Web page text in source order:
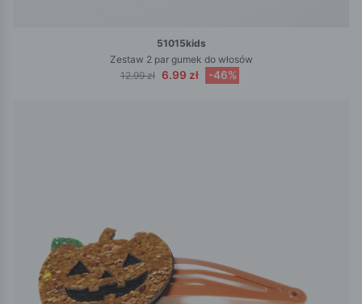
51015kids
Zestaw 2 par gumek do włosów
12.99 zł 6.99 zł -46%